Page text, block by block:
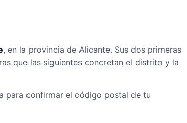
, en la provincia de Alicante. Sus dos primeras
que las siguientes concretan el distrito y la
para confirmar el código postal de tu